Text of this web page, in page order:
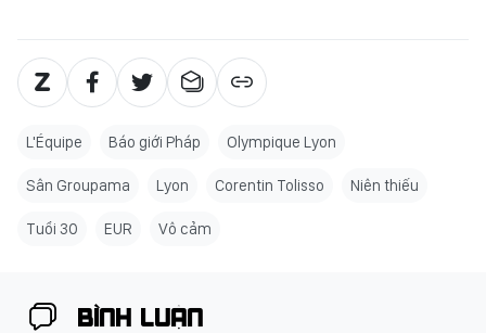
L'Équipe Báo giới Pháp Olympique Lyon
Sân Groupama Lyon Corentin Tolisso Niên thiếu
Tuổi 30 EUR Vô cảm
BÌNH LUẬN